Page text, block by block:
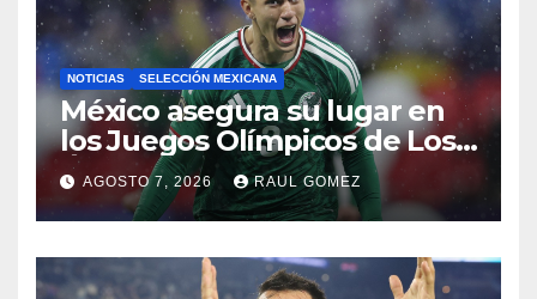
NOTICIAS SELECCIÓN MEXICANA
México asegura su lugar en
los Juegos Olímpicos de Los
Ángeles 2028
AGOSTO 7, 2026 RAUL GOMEZ